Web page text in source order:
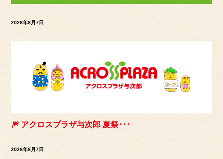
2026年8月7日
🎆 アクロスプラザ与次郎 夏祭･･･
2026年8月7日